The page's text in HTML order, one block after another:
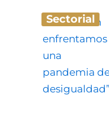
Sectorial